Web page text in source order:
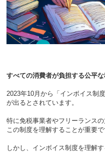
すべての消費者が負担する公平
2023年10月から「インボイス制
が出るとされています。
特に免税事業者やフリーランス
この制度を理解することが重要で
しかし、インボイス制度を理解